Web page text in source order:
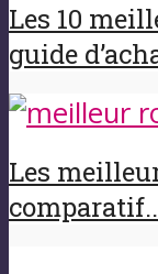
Les 10
guide
Les